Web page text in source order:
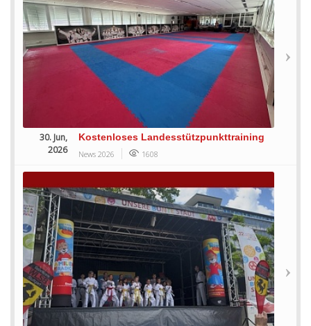
30. Jun,
2026
Kostenloses Landesstützpunkttraining
News 2026 1608